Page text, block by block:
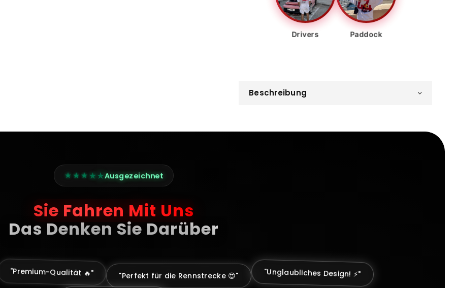
Drivers Paddock
Beschreibung
★★★★★Ausgezeichnet
Sie Fahren Mit Uns
Das Denken Sie Darüber
"Premium-Qualität 🔥" "Perfekt für die Rennstrecke 😍" "Unglaubliches Design! ⚡"